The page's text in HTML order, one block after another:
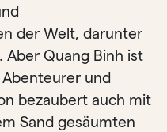
der Welt, darunter
Aber Quang Binh ist
und
bezaubert auch mit
Sand gesäumten